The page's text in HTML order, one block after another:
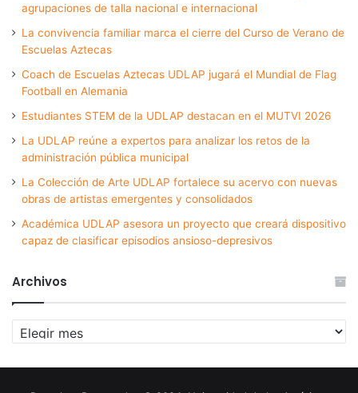
agrupaciones de talla nacional e internacional
La convivencia familiar marca el cierre del Curso de Verano de
Escuelas Aztecas
Coach de Escuelas Aztecas UDLAP jugará el Mundial de Flag
Football en Alemania
Estudiantes STEM de la UDLAP destacan en el MUTVI 2026
La UDLAP reúne a expertos para analizar los retos de la
administración pública municipal
La Colección de Arte UDLAP fortalece su acervo con nuevas
obras de artistas emergentes y consolidados
Académica UDLAP asesora un proyecto que creará dispositivo
capaz de clasificar episodios ansioso-depresivos
Archivos
Archivos